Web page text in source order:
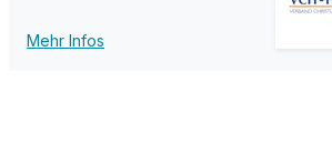
Mehr Infos